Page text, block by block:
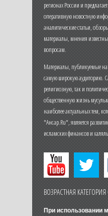
регионах России и
оперативную новостную
аналитические статьи,
материалы, мнения
вопросам.
Материалы, публикуемые
самую широкую аудиторию.
религиозную, так и
общественную жизнь
наиболее актуальных тем,
"Ансар.Ru", является
исламских финансов и
ВОЗРАСТНАЯ
При использовании